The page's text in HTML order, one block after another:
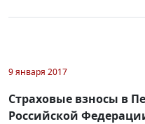
9 января 2017
Страховые взносы в
Российской